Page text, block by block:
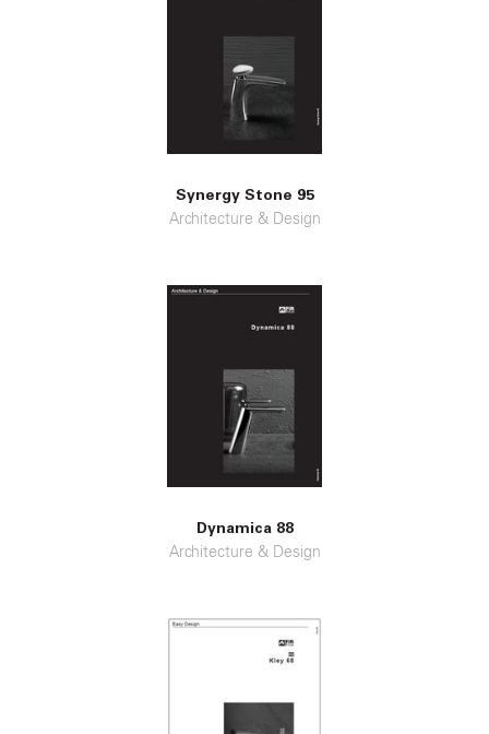
Synergy Stone 95
Architecture & Design
Dynamica 88
Architecture & Design